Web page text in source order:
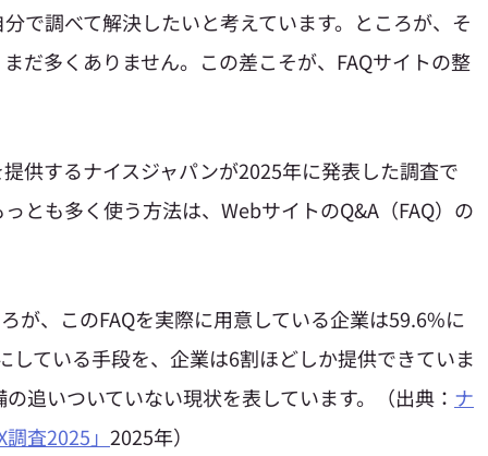
で調べて解決したいと考えています。ところが、そ
だ多くありません。この差こそが、FAQサイトの整
供するナイスジャパンが2025年に発表した調査で
とも多く使う方法は、WebサイトのQ&A（FAQ）の
が、このFAQを実際に用意している企業は59.6%に
している手段を、企業は6割ほどしか提供できていま
追いついていない現状を表しています。（出典： ナ
査2025」 2025年）